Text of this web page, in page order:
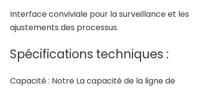
Interface conviviale pour la surveillance et les
ajustements des processus.
Spécifications techniques :
Capacité : Notre La capacité de la ligne de